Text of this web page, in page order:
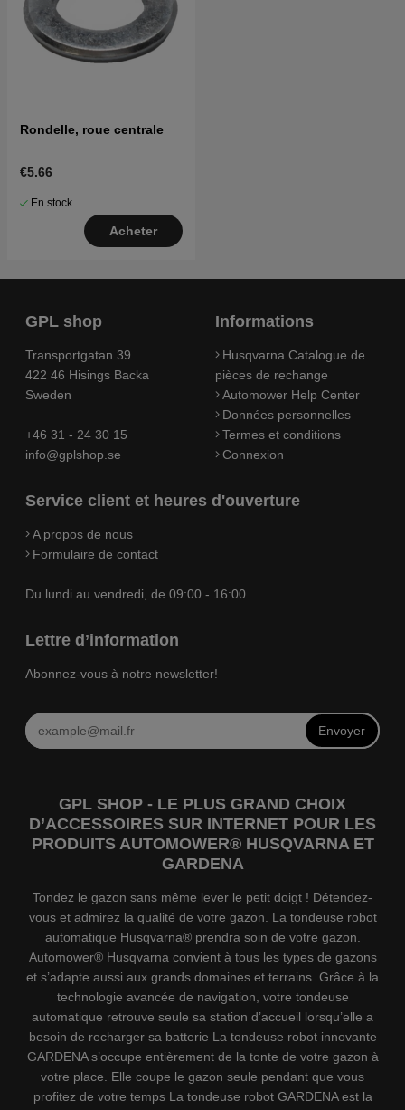
Rondelle, roue centrale
€5.66
En stock
Acheter
GPL shop
Transportgatan 39
422 46 Hisings Backa
Sweden
+46 31 - 24 30 15
info@gplshop.se
Informations
Husqvarna Catalogue de
pièces de rechange
Automower Help Center
Données personnelles
Termes et conditions
Connexion
Service client et heures d'ouverture
A propos de nous
Formulaire de contact
Du lundi au vendredi, de 09:00 - 16:00
Lettre d’information
Abonnez-vous à notre newsletter!
Envoyer
GPL SHOP - LE PLUS GRAND CHOIX
D’ACCESSOIRES SUR INTERNET POUR LES
PRODUITS AUTOMOWER® HUSQVARNA ET
GARDENA
Tondez le gazon sans même lever le petit doigt ! Détendez-
vous et admirez la qualité de votre gazon. La tondeuse robot
automatique Husqvarna® prendra soin de votre gazon.
Automower® Husqvarna convient à tous les types de gazons
et s’adapte aussi aux grands domaines et terrains. Grâce à la
technologie avancée de navigation, votre tondeuse
automatique retrouve seule sa station d’accueil lorsqu’elle a
besoin de recharger sa batterie La tondeuse robot innovante
GARDENA s’occupe entièrement de la tonte de votre gazon à
votre place. Elle coupe le gazon seule pendant que vous
profitez de votre temps La tondeuse robot GARDENA est la